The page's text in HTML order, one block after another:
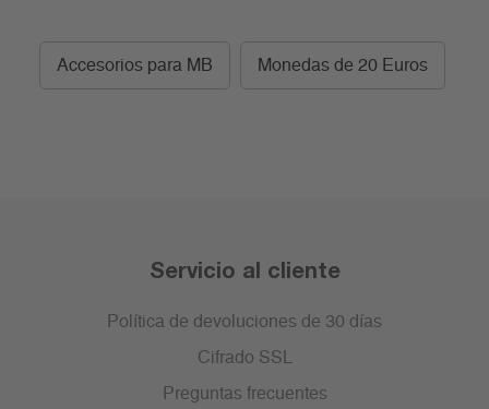
Accesorios para MB Monedas de 20 Euros
Servicio al cliente
Política de devoluciones de 30 días
Cifrado SSL
Preguntas frecuentes